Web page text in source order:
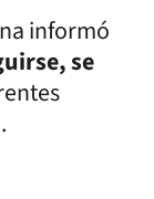
informó
se